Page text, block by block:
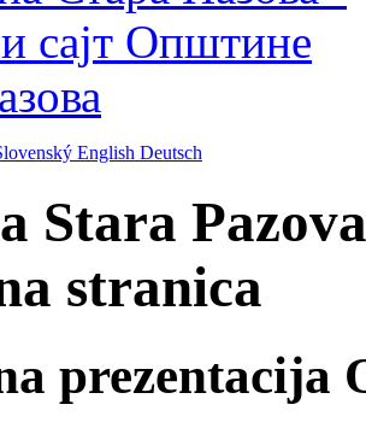
English Deutsch
Stara
stranica
prezentacija